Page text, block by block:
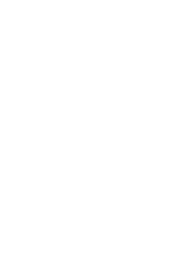
覧※YouTubeブログSNS
取り組むべき！ #shorts
らないための方法 #投
をすぐに現金で受け取
資金調達法3選！
スクが高い #shorts
33000円」になる！